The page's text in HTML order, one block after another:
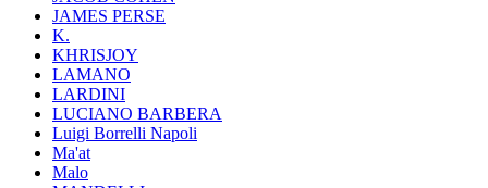
JAMES PERSE
K.
KHRISJOY
LAMANO
LARDINI
LUCIANO BARBERA
Luigi Borrelli Napoli
Ma'at
Malo